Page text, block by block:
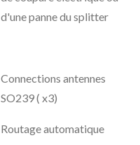
d'une panne du splitter
Connections antennes
SO239 ( x3)
Routage automatique